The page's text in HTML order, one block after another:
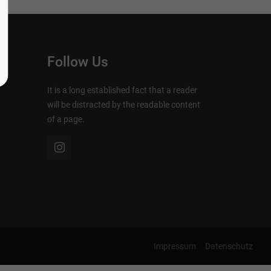
Follow Us
It is a long established fact that a reader
will be distracted by the readable content
of a page.
Impressum Datenschutz